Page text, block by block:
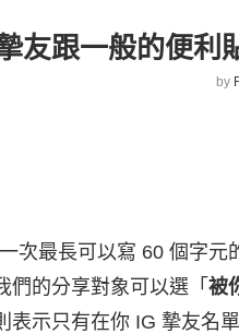
友跟一般的便利
by
次最長可以寫 60 個字元
們的分享對象可以選「 被
示只有在你 IG 摯友名